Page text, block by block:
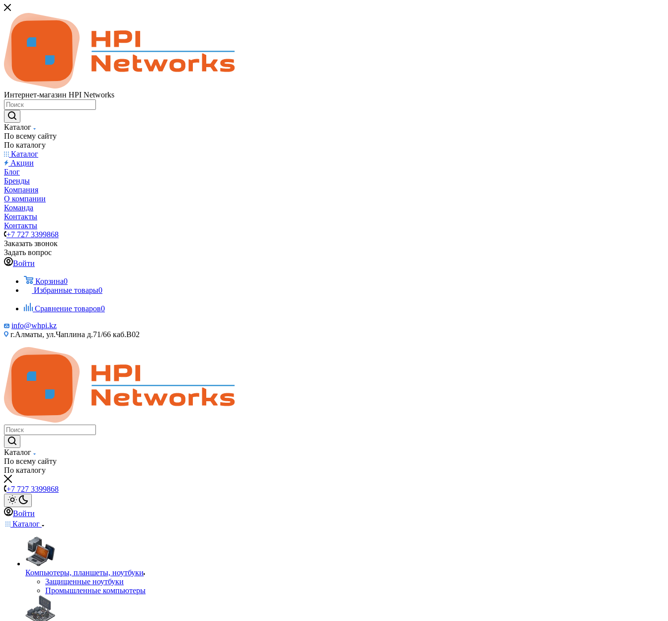
Интернет-магазин HPI Networks
Каталог
По всему сайту
По каталогу
Каталог
Акции
Блог
Бренды
Компания
О компании
Команда
Контакты
Контакты
+7 727 3399868
Заказать звонок
Задать вопрос
Войти
Корзина0
Избранные товары0
Сравнение товаров0
info@whpi.kz
г.Алматы, ул.Чаплина д.71/66 каб.B02
Каталог
По всему сайту
По каталогу
+7 727 3399868
Войти
Каталог
Компьютеры, планшеты, ноутбуки
Защищенные ноутбуки
Промышленные компьютеры